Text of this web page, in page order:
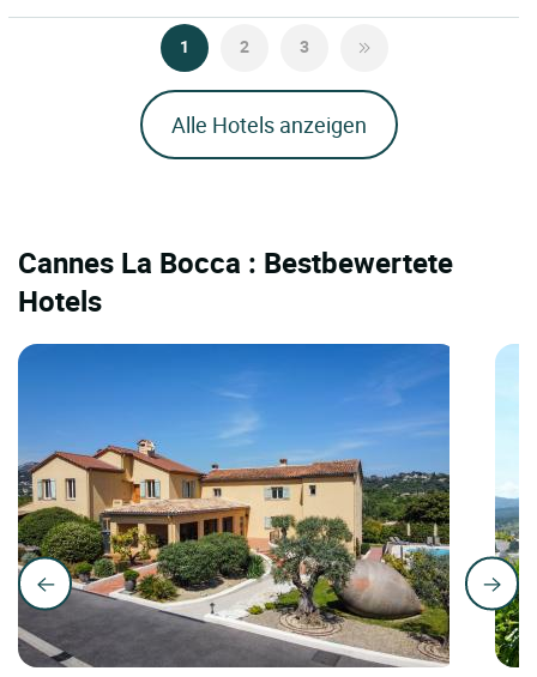
1 2 3
Alle Hotels anzeigen
Cannes La Bocca : Bestbewertete
Hotels